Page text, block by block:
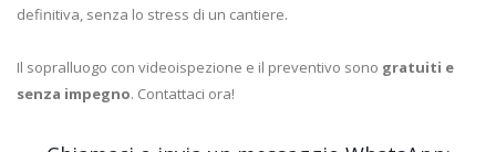
definitiva, senza lo stress di un cantiere.
Il sopralluogo con videoispezione e il preventivo sono gratuiti e
senza impegno. Contattaci ora!